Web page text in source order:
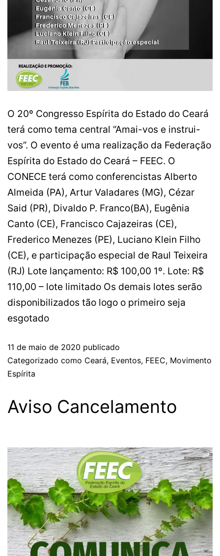
O 20º Congresso Espírita do Estado do Ceará
terá como tema central “Amai-vos e instrui-
vos”. O evento é uma realização da Federação
Espírita do Estado do Ceará – FEEC. O
CONECE terá como conferencistas Alberto
Almeida (PA), Artur Valadares (MG), Cézar
Said (PR), Divaldo P. Franco(BA), Eugênia
Canto (CE), Francisco Cajazeiras (CE),
Frederico Menezes (PE), Luciano Klein Filho
(CE), e participação especial de Raul Teixeira
(RJ) Lote lançamento: R$ 100,00 1º. Lote: R$
110,00 – lote limitado Os demais lotes serão
disponibilizados tão logo o primeiro seja
esgotado
11 de maio de 2020 publicado
Categorizado como Ceará, Eventos, FEEC, Movimento
Espírita
Aviso Cancelamento